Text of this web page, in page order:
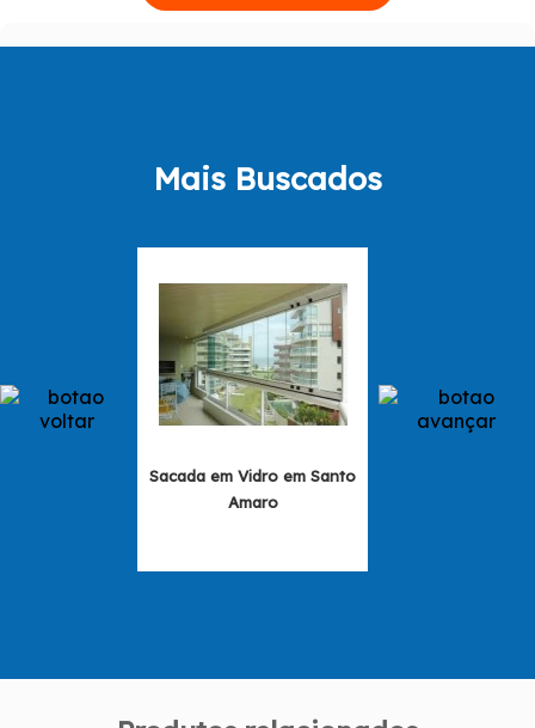
Mais Buscados
Sacada em Vidro em Santo
Amaro